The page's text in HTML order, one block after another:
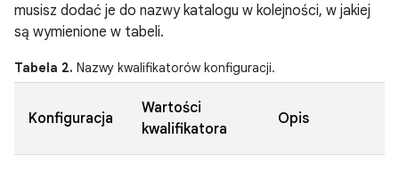
musisz dodać je do nazwy katalogu w kolejności, w jakiej
są wymienione w tabeli.
Tabela 2. Nazwy kwalifikatorów konfiguracji.
Konfiguracja
Wartości
kwalifikatora
Opis